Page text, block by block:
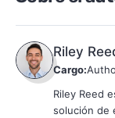
Riley
Cargo:
Riley Reed
solución de